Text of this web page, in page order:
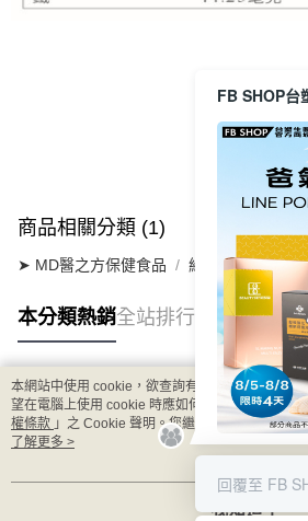
商品相關分類 (1)
➤ MD醫之方保健食品 維生素系列 鐵
本分類熱銷全站排行
熱門標籤
本網站中使用 cookie，欲查詢有關本網站使用
望在電腦上使用 cookie 時應如何變更電腦的
權條款 」之 Cookie 聲明。您繼續使用本網站即表
用條款之 Cookie 聲明使用 cookie。
了解更多 >
我知道了
FB SHOP台
8/5-8/8